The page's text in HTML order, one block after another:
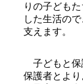
りの子ども
した生活の
支えます。
子どもと保
保護者とよ